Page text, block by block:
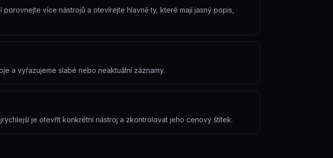
více nástrojů a otevírejte hlavně ty, které mají jasný popis,
a vyřazujeme slabé nebo neaktuální záznamy.
je otevřít konkrétní nástroj a zkontrolovat jeho cenový štítek.